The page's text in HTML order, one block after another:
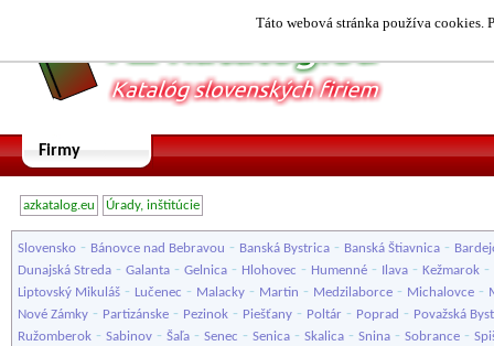
Táto webová stránka používa cookies.
Firmy
azkatalog.eu Úrady, inštitúcie
Slovensko - Bánovce nad Bebravou - Banská Bystrica - Banská Štiavnica -
Dunajská Streda - Galanta - Gelnica - Hlohovec - Humenné - Ilava - Kežmarok -
Liptovský Mikuláš - Lučenec - Malacky - Martin - Medzilaborce - Michalovce -
Nové Zámky - Partizánske - Pezinok - Piešťany - Poltár - Poprad - Považská
Ružomberok - Sabinov - Šaľa - Senec - Senica - Skalica - Snina - Sobrance -